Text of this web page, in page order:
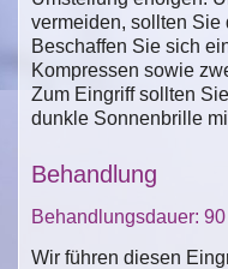
vermeiden, sollten Sie
Beschaffen Sie sich
Kompressen sowie
Zum Eingriff sollten
dunkle Sonnenbrille
Behandlung
Behandlungsdauer:
Wir führen diesen